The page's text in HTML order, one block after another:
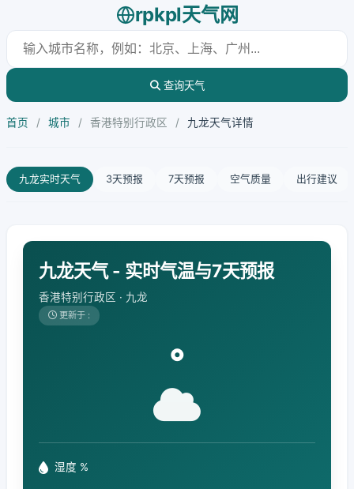
rpkpl天气网
查询天气
首页 / 城市 / 香港特别行政区 / 九龙天气详情
九龙实时天气 3天预报 7天预报 空气质量 出行建议
九龙天气 - 实时气温与7天预报
香港特别行政区 · 九龙
更新于 :
°
湿度 %